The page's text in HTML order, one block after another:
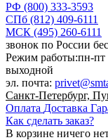
РФ (800) 333-3593
СПб (812) 409-6111
МСК (495) 260-6111
звонок по России
Режим работы:пн-пт
выходной
эл. почта:
Санкт-Петербург,
Оплата Доставка
Как сделать заказ?
В корзине ничего